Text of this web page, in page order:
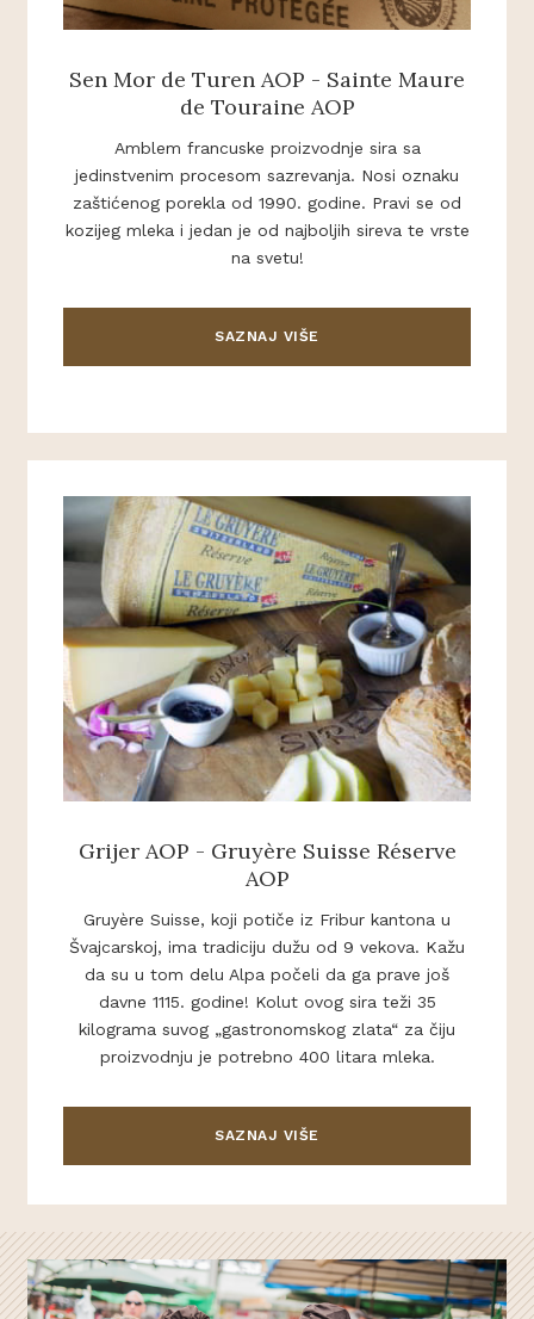
Sen Mor de Turen AOP - Sainte Maure
de Touraine AOP
Amblem francuske proizvodnje sira sa
jedinstvenim procesom sazrevanja. Nosi oznaku
zaštićenog porekla od 1990. godine. Pravi se od
kozijeg mleka i jedan je od najboljih sireva te vrste
na svetu!
SAZNAJ VIŠE
Grijer AOP - Gruyère Suisse Réserve
AOP
Gruyère Suisse, koji potiče iz Fribur kantona u
Švajcarskoj, ima tradiciju dužu od 9 vekova. Kažu
da su u tom delu Alpa počeli da ga prave još
davne 1115. godine! Kolut ovog sira teži 35
kilograma suvog „gastronomskog zlata“ za čiju
proizvodnju je potrebno 400 litara mleka.
SAZNAJ VIŠE